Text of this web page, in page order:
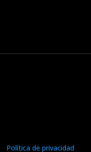
Política de privacidad